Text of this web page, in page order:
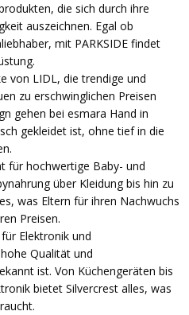
die sich durch ihre
auszeichnen. Egal ob
mit PARKSIDE findet
von LIDL, die trendige und
zu erschwinglichen Preisen
gehen bei esmara Hand in
gekleidet ist, ohne tief in die
für hochwertige Baby- und
über Kleidung bis hin zu
was Eltern für ihren Nachwuchs
Preisen.
Elektronik und
Qualität und
ist. Von Küchengeräten bis
bietet Silvercrest alles, was